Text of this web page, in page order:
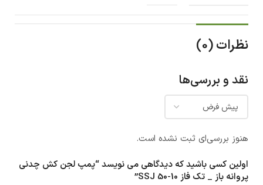
نظرات (0)
نقد و بررسی‌ها
هنوز بررسی‌ای ثبت نشده است.
اولین کسی باشید که دیدگاهی می نویسد “پمپ لجن کش چدنی
پروانه باز _ تک فاز SSJ 50-10”